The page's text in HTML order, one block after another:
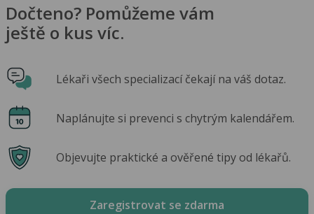
Dočteno? Pomůžeme vám
ještě o kus víc.
Lékaři všech specializací čekají na váš dotaz.
Naplánujte si prevenci s chytrým kalendářem.
Objevujte praktické a ověřené tipy od lékařů.
Zaregistrovat se zdarma